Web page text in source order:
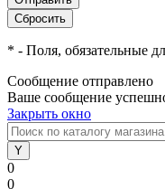
* - Поля, обязательные
Сообщение отправлено
Ваше сообщение
Закрыть окно
0
0